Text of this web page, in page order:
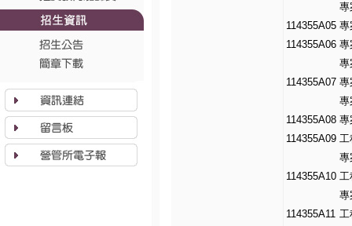
專
114355A05 專
114355A06 專
專
114355A07 專
專
114355A08 專
114355A09 工
專
114355A10 工
專
114355A11 工